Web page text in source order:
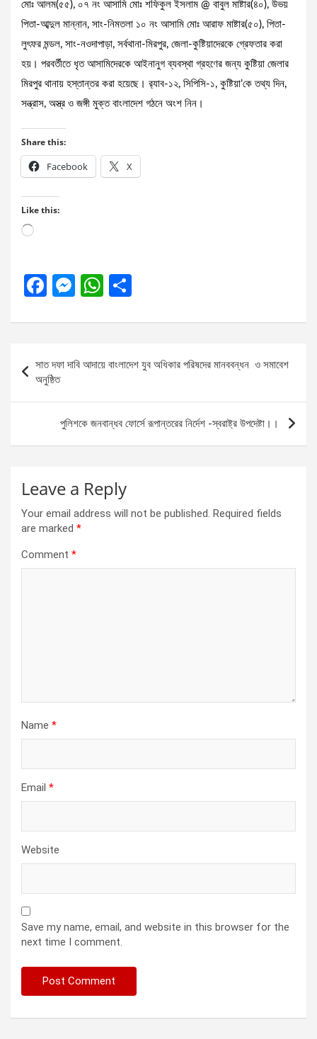
মোঃ আলম(৫৫), ০৭ নং আসামি মোঃ শফিকুল ইসলাম @ বাবুল মাষ্টার(৪০), উভয়
পিতা-আব্দুল মান্নান, সাং-নিমতলা ১০ নং আসামি মোঃ আরাফ মাষ্টার(৫০), পিতা-
লুৎফর মন্ডল, সাং-নওদাপাড়া, সর্বথানা-মিরপুর, জেলা-কুষ্টিয়াদেরকে গ্রেফতার করা
হয়। পরবর্তীতে ধৃত আসামিদেরকে আইনানুগ ব্যবস্থা গ্রহণের জন্য কুষ্টিয়া জেলার
মিরপুর থানায় হস্তান্তর করা হয়েছে। র‌্যাব-১২, সিপিসি-১, কুষ্টিয়া’কে তথ্য দিন,
সন্ত্রাস, অস্ত্র ও জঙ্গী মুক্ত বাংলাদেশ গঠনে অংশ নিন।
Share this:
Facebook X
Like this:
Loading…
F
ce
o
o
M
se
n
g
er
W
at
A
p
p
ar
navigation
সাত দফা দাবি আদায়ে বাংলাদেশ যুব অধিকার পরিষদের মানববন্ধন ‌ ও সমাবেশ
অনুষ্ঠিত
পুলিশকে জনবান্ধব ফোর্সে রূপান্তরের নির্দেশ -স্বরাষ্ট্র উপদেষ্টা।।
Leave a Reply
Your email address will not be published. Required fields
are marked *
Comment *
Name *
Email *
Website
Save my name, email, and website in this browser for the
next time I comment.